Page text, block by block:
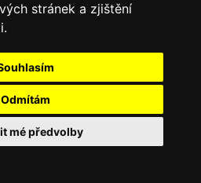
stránek a zjištění
Odmítám
mé předvolby